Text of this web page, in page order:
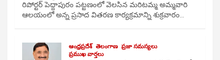
రిపోర్టర్ పెద్దాపురం పట్టణంలో వెలసిన మరిటమ్మ అమ్మవారి
ఆలయంలో అన్న ప్రసాద వితరణ కార్యక్రమాన్ని శుక్రవారం…
ఆంధ్రప్రదేశ్ తెలంగాణ ప్రజా సమస్యలు
ప్రముఖ వార్తలు